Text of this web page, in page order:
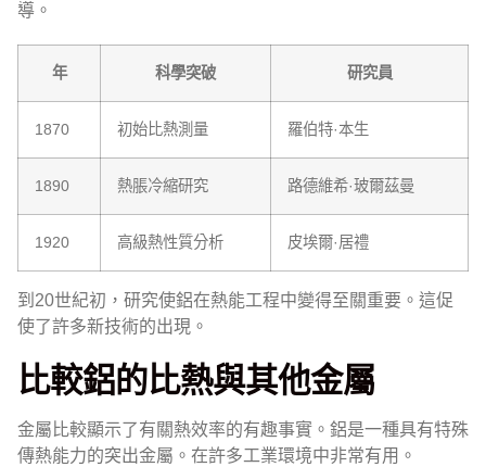
導。
年 科學突破 研究員
1870 初始比熱測量 羅伯特·本生
1890 熱脹冷縮研究 路德維希·玻爾茲曼
1920 高級熱性質分析 皮埃爾·居禮
到20世紀初，研究使鋁在熱能工程中變得至關重要。這促
使了許多新技術的出現。
比較鋁的比熱與其他金屬
金屬比較顯示了有關熱效率的有趣事實。鋁是一種具有特殊
傳熱能力的突出金屬。在許多工業環境中非常有用。